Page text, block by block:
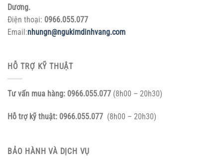
Dương.
Điện thoại: 0966.055.077
Email:nhungn@ngukimdinhvang.com
HỖ TRỢ KỸ THUẬT
Tư vấn mua hàng: 0966.055.077 (8h00 – 20h30)
Hỗ trợ kỹ thuật: 0966.055.077 (8h00 – 20h30)
BẢO HÀNH VÀ DỊCH VỤ